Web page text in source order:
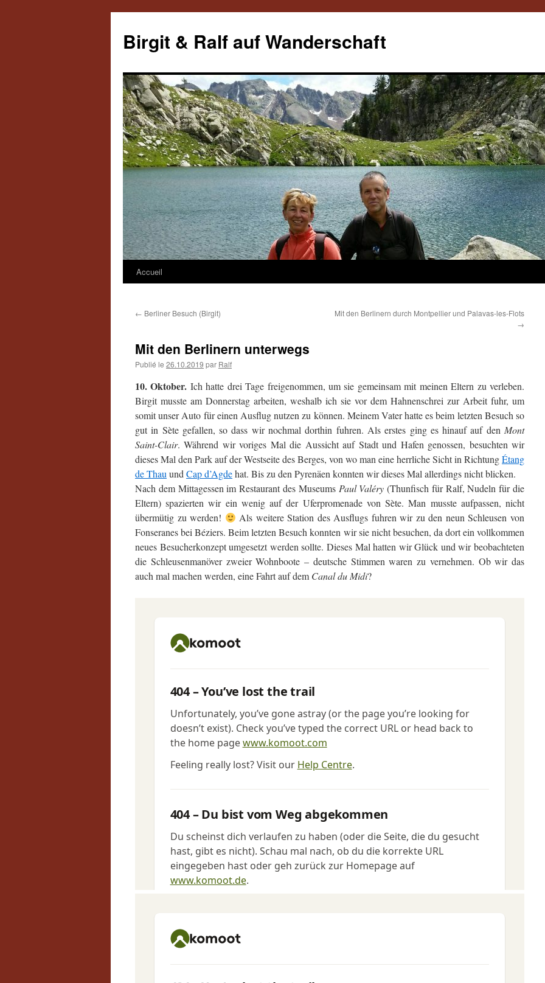
contenu
Birgit & Ralf auf Wanderschaft
Accueil
← Berliner Besuch (Birgit)
Mit den Berlinern durch Montpellier und Palavas-les-Flots
→
Mit den Berlinern unterwegs
Publié le 26.10.2019 par Ralf
10. Oktober. Ich hatte drei Tage freigenommen, um sie gemeinsam mit meinen Eltern zu verleben.
Birgit musste am Donnerstag arbeiten, weshalb ich sie vor dem Hahnenschrei zur Arbeit fuhr, um
somit unser Auto für einen Ausflug nutzen zu können. Meinem Vater hatte es beim letzten Besuch so
gut in Sète gefallen, so dass wir nochmal dorthin fuhren. Als erstes ging es hinauf auf den Mont
Saint-Clair. Während wir voriges Mal die Aussicht auf Stadt und Hafen genossen, besuchten wir
dieses Mal den Park auf der Westseite des Berges, von wo man eine herrliche Sicht in RichtungÉtang
de Thau und Cap d’Agdehat. Bis zu den Pyrenäen konnten wir dieses Mal allerdings nicht blicken.
Nach dem Mittagessen im Restaurant des Museums Paul Valéry (Thunfisch für Ralf, Nudeln für die
Eltern) spazierten wir ein wenig auf der Uferpromenade von Sète. Man musste aufpassen, nicht
übermütig zu werden!
Als weitere Station des Ausflugs fuhren wir zu den neun Schleusen von
Fonseranes bei Béziers. Beim letzten Besuch konnten wir sie nicht besuchen, da dort ein vollkommen
neues Besucherkonzept umgesetzt werden sollte. Dieses Mal hatten wir Glück und wir beobachteten
die Schleusenmanöver zweier Wohnboote – deutsche Stimmen waren zu vernehmen. Ob wir das
auch mal machen werden, eine Fahrt auf dem Canal du Midi?